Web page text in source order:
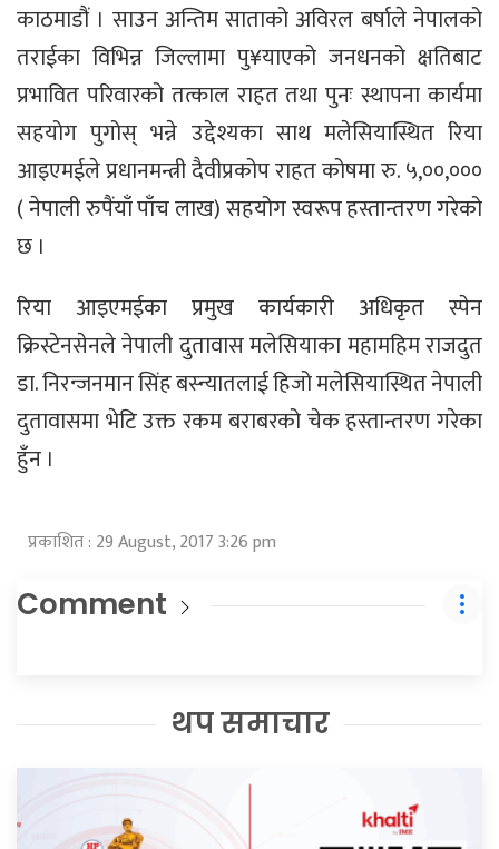
काठमाडौं । साउन अन्तिम साताको अविरल बर्षाले नेपालको
तराईका विभिन्न जिल्लामा पु¥याएको जनधनको क्षतिबाट
प्रभावित परिवारको तत्काल राहत तथा पुनः स्थापना कार्यमा
सहयोग पुगोस् भन्ने उद्देश्यका साथ मलेसियास्थित रिया
आइएमईले प्रधानमन्त्री दैवीप्रकोप राहत कोषमा रु. ५,००,०००
( नेपाली रुपैंयाँ पाँच लाख) सहयोग स्वरूप हस्तान्तरण गरेको
छ ।
रिया आइएमईका प्रमुख कार्यकारी अधिकृत स्पेन
क्रिस्टेनसेनले नेपाली दुतावास मलेसियाका महामहिम राजदुत
डा. निरन्जनमान सिंह बस्न्यातलाई हिजो मलेसियास्थित नेपाली
दुतावासमा भेटि उक्त रकम बराबरको चेक हस्तान्तरण गरेका
हुँन ।
प्रकाशित : 29 August, 2017 3:26 pm
Comment
थप समाचार